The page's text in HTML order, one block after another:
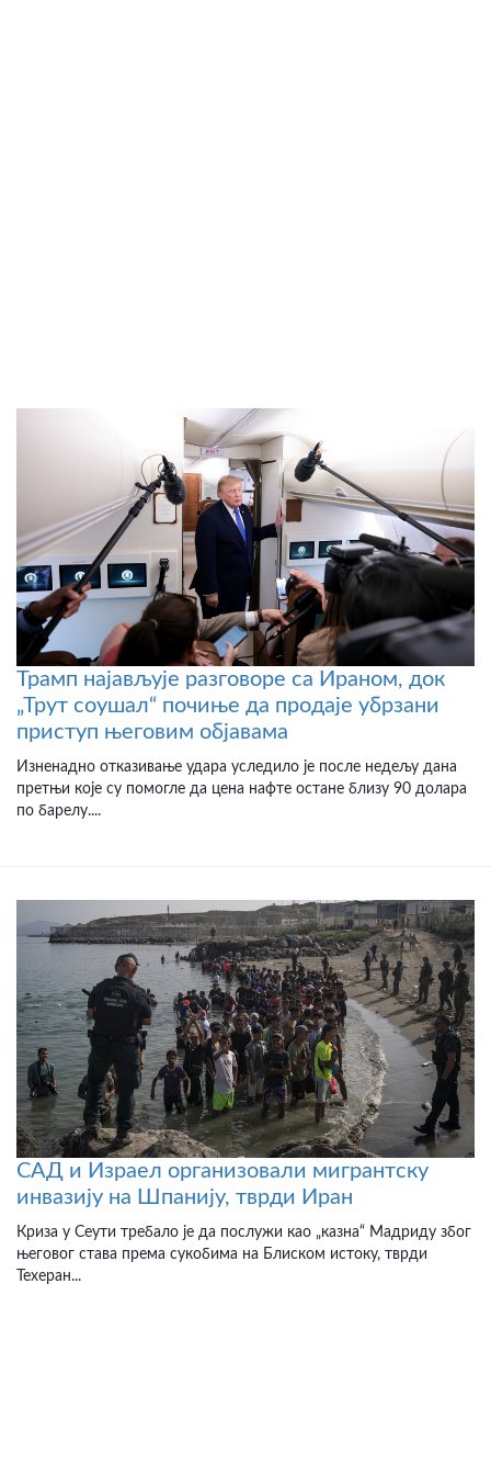
Трамп најављује разговоре са Ираном, док
„Трут соушал“ почиње да продаје убрзани
приступ његовим објавама
Изненадно отказивање удара уследило је после недељу дана
претњи које су помогле да цена нафте остане близу 90 долара
по барелу....
САД и Израел организовали мигрантску
инвазију на Шпанију, тврди Иран
Криза у Сеути требало је да послужи као „казна“ Мадриду због
његовог става према сукобима на Блиском истоку, тврди
Техеран...